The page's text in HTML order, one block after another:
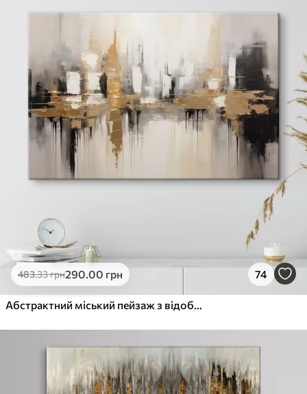
483.33грн290.00 грн 74
Абстрактний міський пейзаж з відображеннями будівель у воді, створений у нейтральних тонах з акцентами теплих відтінків